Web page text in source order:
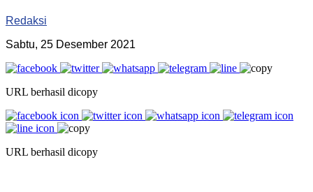
Redaksi
Sabtu, 25 Desember 2021
URL berhasil dicopy
URL berhasil dicopy